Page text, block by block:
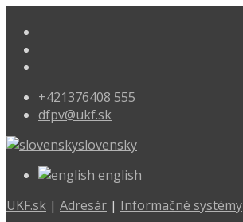
+421376408 555
dfpv@ukf.sk
slovensky
english
UKF.sk | Adresár | Informačné systémy